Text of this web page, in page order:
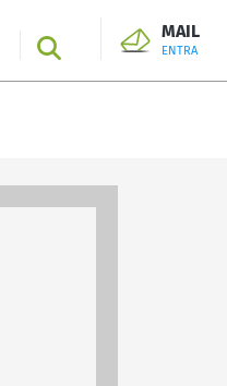
SEARCH
MAIL
ENTRA